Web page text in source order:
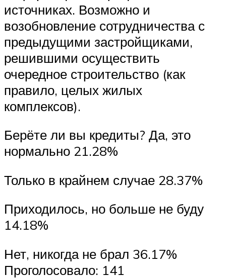
источниках. Возможно и
возобновление сотрудничества с
предыдущими застройщиками,
решившими осуществить
очередное строительство (как
правило, целых жилых
комплексов).
Берёте ли вы кредиты? Да, это
нормально 21.28%
Только в крайнем случае 28.37%
Приходилось, но больше не буду
14.18%
Нет, никогда не брал 36.17%
Проголосовало: 141